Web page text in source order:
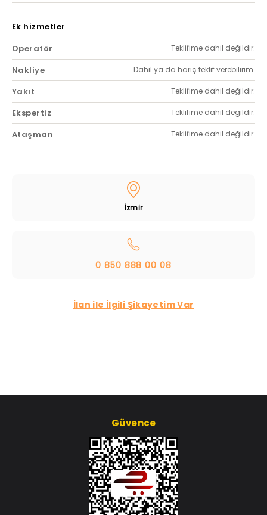
Ek hizmetler
Operatör
Teklifime dahil değildir.
Nakliye Dahil ya da hariç teklif verebilirim.
Yakıt Teklifime dahil değildir.
Ekspertiz Teklifime dahil değildir.
Ataşman Teklifime dahil değildir.
İzmir
0 850 888 00 08
İlan ile İlgili Şikayetim Var
Güvence